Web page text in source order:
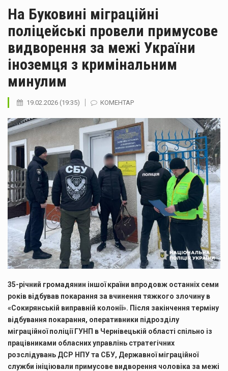
На Буковині міграційні
поліцейські провели примусове
видворення за межі України
іноземця з кримінальним
минулим
19.02.2026 (19:35) КОМЕНТАР
35-річний громадянин іншої країни впродовж останніх семи
років відбував покарання за вчинення тяжкого злочину в
«Сокирянській виправній колонії». Після закінчення терміну
відбування покарання, оперативники підрозділу
міграційної поліції ГУНП в Чернівецькій області спільно із
працівниками обласних управлінь стратегічних
розслідувань ДСР НПУ та СБУ, Державної міграційної
служби ініціювали примусове видворення чоловіка за межі